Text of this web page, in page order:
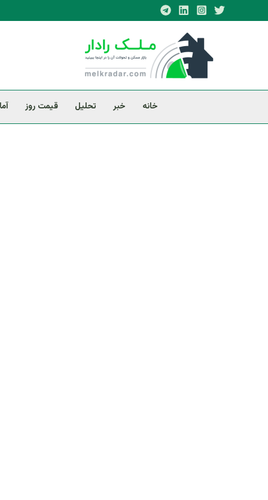
به
خانه خبر تحلیل قیمت روز